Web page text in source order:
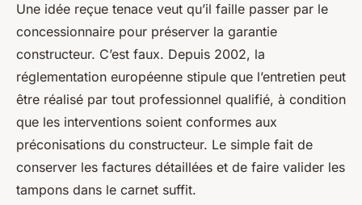
Une idée reçue tenace veut qu’il faille passer par le
concessionnaire pour préserver la garantie
constructeur. C’est faux. Depuis 2002, la
réglementation européenne stipule que l’entretien peut
être réalisé par tout professionnel qualifié, à condition
que les interventions soient conformes aux
préconisations du constructeur. Le simple fait de
conserver les factures détaillées et de faire valider les
tampons dans le carnet suffit.